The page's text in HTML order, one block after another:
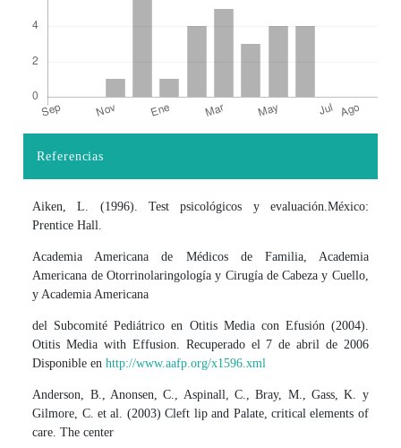
Referencias
Aiken, L. (1996). Test psicológicos y evaluación.México:
Prentice Hall.
Academia Americana de Médicos de Familia, Academia
Americana de Otorrinolaringología y Cirugía de Cabeza y Cuello,
y Academia Americana
del Subcomité Pediátrico en Otitis Media con Efusión (2004).
Otitis Media with Effusion. Recuperado el 7 de abril de 2006
Disponible enhttp://www.aafp.org/x1596.xml
Anderson, B., Anonsen, C., Aspinall, C., Bray, M., Gass, K. y
Gilmore, C. et al. (2003) Cleft lip and Palate, critical elements of
care. The center